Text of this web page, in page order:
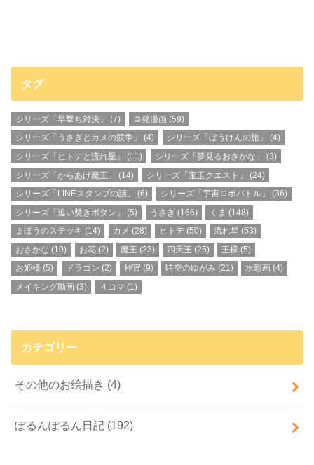
タグ
シリーズ「早撃ち対決」 (7) 単発漫画(59)
シリーズ「うさぎとカメの競争」
(4) シリーズ「ぼうけんの旅」
(4)
シリーズ「ヒトデと流れ星」
(11) シリーズ「夢見るおさかな」
(3)
シリーズ「からあげ魔王」
(14) シリーズ「宝玉クエスト」
(24)
シリーズ「LINEスタンプの話」
(6) シリーズ「宇宙ロボバトル」
(36)
シリーズ「追い焚きボタン」
(5) うさぎ (166) くま (148)
まほうのステッキ (14) カメ (28) ヒトデ(50) 流れ星 (53)
おさかな (10) お花(2) 魔王 (23) 四天王 (25) 王様 (5)
お姫様 (5) ドラゴン (2) 神官 (9) 時空のゆがみ (21) 水彩画 (4)
メイキング動画 (3) ４コマ (1)
カテゴリー
その他のお絵描き (4)
ぽるんぽるん日記 (192)